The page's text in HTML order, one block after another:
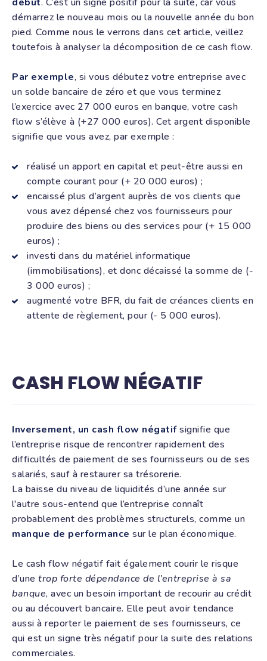
démarrez le nouveau mois ou la nouvelle année du bon
pied. Comme nous le verrons dans cet article, veillez
toutefois à analyser la décomposition de ce cash flow.
Par exemple, si vous débutez votre entreprise avec
un solde bancaire de zéro et que vous terminez
l’exercice avec 27 000 euros en banque, votre cash
flow s’élève à (+27 000 euros). Cet argent disponible
signifie que vous avez, par exemple :
réalisé un apport en capital et peut-être aussi en
compte courant pour (+ 20 000 euros) ;
encaissé plus d’argent auprès de vos clients que
vous avez dépensé chez vos fournisseurs pour
produire des biens ou des services pour (+ 15 000
euros) ;
investi dans du matériel informatique
(immobilisations), et donc décaissé la somme de (-
3 000 euros) ;
augmenté votre BFR, du fait de créances clients en
attente de règlement, pour (- 5 000 euros).
CASH FLOW NÉGATIF
Inversement, un cash flow négatifsignifie que
l’entreprise risque de rencontrer rapidement des
difficultés de paiement de ses fournisseurs ou de ses
salariés, sauf à restaurer sa trésorerie.
La baisse du niveau de liquidités d’une année sur
l'autre sous-entend que l’entreprise connaît
probablement des problèmes structurels, comme un
manque de performance sur le plan économique.
Le cash flow négatif fait également courir le risque
d’une trop forte dépendance de l’entreprise à sa
banque, avec un besoin important de recourir au crédit
ou au découvert bancaire. Elle peut avoir tendance
aussi à reporter le paiement de ses fournisseurs, ce
qui est un signe très négatif pour la suite des relations
commerciales.